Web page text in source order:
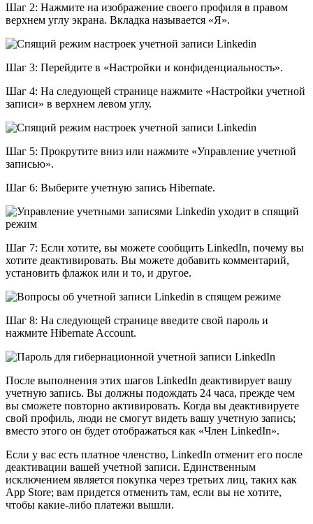
Шаг 2: Нажмите на изображение своего профиля в правом
верхнем углу экрана. Вкладка называется «Я».
Шаг 3: Перейдите в «Настройки и конфиденциальность».
Шаг 4: На следующей странице нажмите «Настройки учетной
записи» в верхнем левом углу.
Шаг 5: Прокрутите вниз или нажмите «Управление учетной
записью».
Шаг 6: Выберите учетную запись Hibernate.
Шаг 7: Если хотите, вы можете сообщить LinkedIn, почему вы
хотите деактивировать. Вы можете добавить комментарий,
установить флажок или и то, и другое.
Шаг 8: На следующей странице введите свой пароль и
нажмите Hibernate Account.
После выполнения этих шагов LinkedIn деактивирует вашу
учетную запись. Вы должны подождать 24 часа, прежде чем
вы сможете повторно активировать. Когда вы деактивируете
свой профиль, люди не смогут видеть вашу учетную запись;
вместо этого он будет отображаться как «Член LinkedIn».
Если у вас есть платное членство, LinkedIn отменит его после
деактивации вашей учетной записи. Единственным
исключением является покупка через третьих лиц, таких как
App Store; вам придется отменить там, если вы не хотите,
чтобы какие-либо платежи вышли.